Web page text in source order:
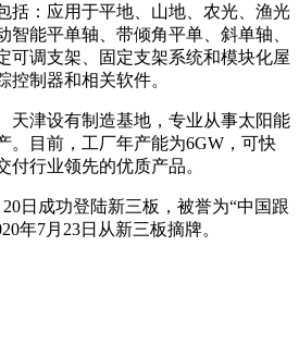
括：应用于平地、山地、农光、渔光
智能平单轴、带倾角平单、斜单轴、
可调支架、固定支架系统和模块化屋
控制器和相关软件。
天津设有制造基地，专业从事太阳能
。目前，工厂年产能为6GW，可快
付行业领先的优质产品。
日成功登陆新三板，被誉为“中国跟
年7月23日从新三板摘牌。